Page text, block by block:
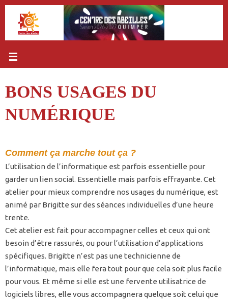
Passer
contenu
BONS USAGES DU
NUMÉRIQUE
Comment ça marche tout ça ?
L’utilisation de l’informatique est parfois essentielle pour
garder un lien social. Essentielle mais parfois effrayante. Cet
atelier pour mieux comprendre nos usages du numérique, est
animé par Brigitte sur des séances individuelles d’une heure
trente.
Cet atelier est fait pour accompagner celles et ceux qui ont
besoin d’être rassurés, ou pour l’utilisation d’applications
spécifiques. Brigitte n’est pas une technicienne de
l’informatique, mais elle fera tout pour que cela soit plus facile
pour vous. Et même si elle est une fervente utilisatrice de
logiciels libres, elle vous accompagnera quelque soit celui que